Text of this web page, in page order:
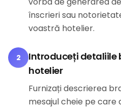
înscrieri sau
voastră hotelier.
2
Introduceți detaliile
hotelier
Furnizați descrierea
mesajul cheie pe care